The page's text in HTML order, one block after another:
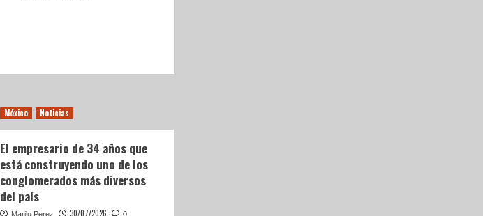
México Noticias
El empresario de 34 años que
está construyendo uno de los
conglomerados más diversos
del país
Marilu Perez 30/07/2026 0